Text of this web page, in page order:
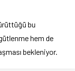
bu
hem de
bekleniyor.